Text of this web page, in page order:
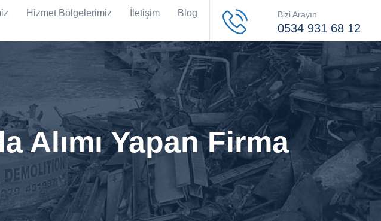
Hizmet Bölgelerimiz İletişim Blog Bizi Arayın
0534 931 68 12
Alımı Yapan Firma